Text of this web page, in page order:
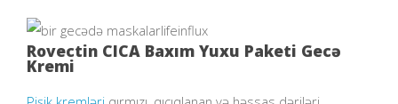
lifeinflux
Rovectin CICA Baxım Yuxu Paketi Gecə
Kremi